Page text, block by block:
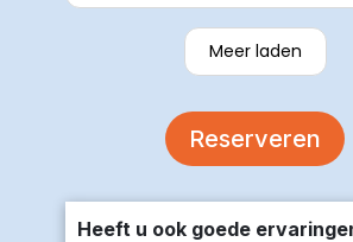
verzekerde om er op tijd te
stuurde z’n live locatie een
minuten voor aanvang bij ons
volgende keer zou ik weer hier
Meer laden
Reserveren
Heeft u ook goede